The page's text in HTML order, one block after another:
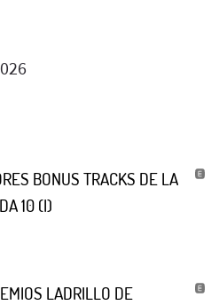
BONUS TRACKS DE LA
10 (I)
LADRILLO DE